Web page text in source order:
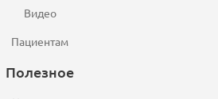
Видео
Пациентам
Полезное